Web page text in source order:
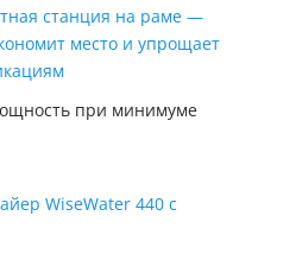
станция на раме —
место и упрощает
при минимуме
WiseWater 440 с